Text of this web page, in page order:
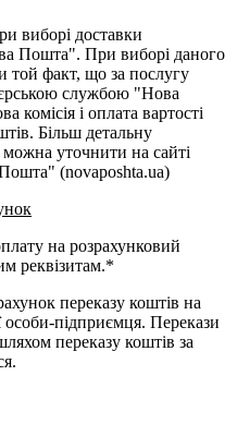
виборі доставки
Пошта". При виборі даного
той факт, що за послугу
службою "Нова
комісія і оплата вартості
Більш детальну
уточнити на сайті
(novaposhta.ua)
на розрахунковий
реквізитам.*
переказу коштів на
особи-підприємця. Перекази
переказу коштів за